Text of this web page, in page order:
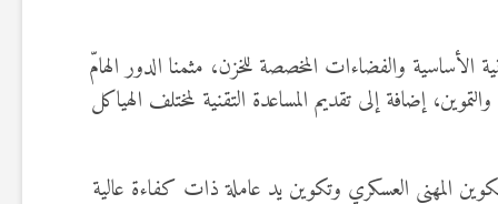
الأساسية والفضاءات المخصصة للخزن، مثمنا الدور الهامّ
إضافة إلى تقديم المساعدة التقنية لمختلف الهياكل
المهني العسكري وتكوين يد عاملة ذات كفاءة عالية